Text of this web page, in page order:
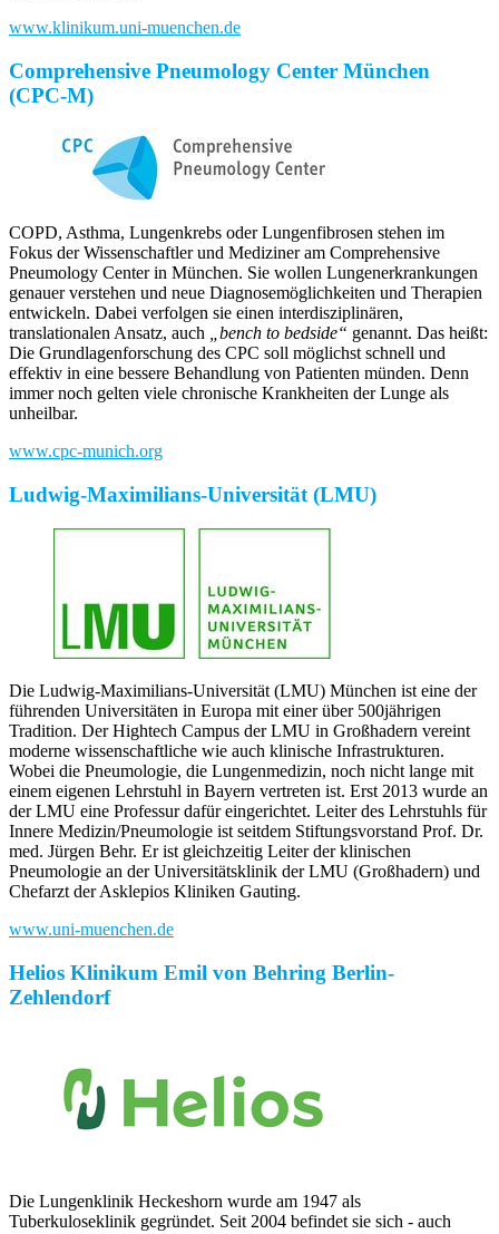
www.klinikum.uni-muenchen.de
Comprehensive Pneumology Center München
(CPC-M)
COPD, Asthma, Lungenkrebs oder Lungenfibrosen stehen im
Fokus der Wissenschaftler und Mediziner am Comprehensive
Pneumology Center in München. Sie wollen Lungenerkrankungen
genauer verstehen und neue Diagnosemöglichkeiten und Therapien
entwickeln. Dabei verfolgen sie einen interdisziplinären,
translationalen Ansatz, auch „bench to bedside“ genannt. Das heißt:
Die Grundlagenforschung des CPC soll möglichst schnell und
effektiv in eine bessere Behandlung von Patienten münden. Denn
immer noch gelten viele chronische Krankheiten der Lunge als
unheilbar.
www.cpc-munich.org
Ludwig-Maximilians-Universität (LMU)
Die Ludwig-Maximilians-Universität (LMU) München ist eine der
führenden Universitäten in Europa mit einer über 500jährigen
Tradition. Der Hightech Campus der LMU in Großhadern vereint
moderne wissenschaftliche wie auch klinische Infrastrukturen.
Wobei die Pneumologie, die Lungenmedizin, noch nicht lange mit
einem eigenen Lehrstuhl in Bayern vertreten ist. Erst 2013 wurde an
der LMU eine Professur dafür eingerichtet. Leiter des Lehrstuhls für
Innere Medizin/Pneumologie ist seitdem Stiftungsvorstand Prof. Dr.
med. Jürgen Behr. Er ist gleichzeitig Leiter der klinischen
Pneumologie an der Universitätsklinik der LMU (Großhadern) und
Chefarzt der Asklepios Kliniken Gauting.
www.uni-muenchen.de
Helios Klinikum Emil von Behring Berlin-
Zehlendorf
Die Lungenklinik Heckeshorn wurde am 1947 als
Tuberkuloseklinik gegründet. Seit 2004 befindet sie sich - auch